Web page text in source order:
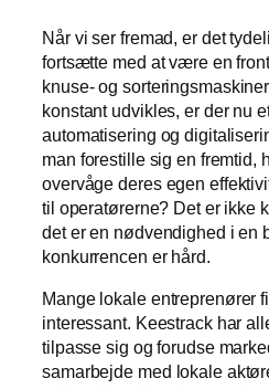
Når vi ser fremad, er det
fortsætte med at være en
knuse- og
konstant udvikles, er der nu
automatisering og
man forestille sig en fremtid,
overvåge deres egen
til operatørerne? Det er ikke
det er en nødvendighed i en
konkurrencen er hård.
Mange lokale entreprenører
interessant. Keestrack har
tilpasse sig og forudse
samarbejde med lokale